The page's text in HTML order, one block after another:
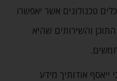
טכנולוגים אשר יאפשרו
והשירותים שהיא
כי ייאסף אודותיך מידע